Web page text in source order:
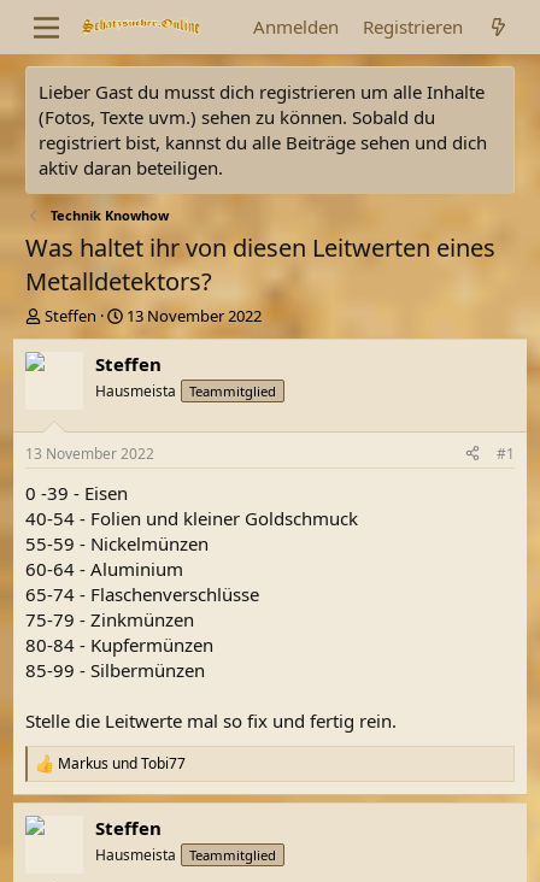
Anmelden Registrieren
Lieber Gast du musst dich registrieren um alle Inhalte
(Fotos, Texte uvm.) sehen zu können. Sobald du
registriert bist, kannst du alle Beiträge sehen und dich
aktiv daran beteiligen.
Technik Knowhow
Was haltet ihr von diesen Leitwerten eines
Metalldetektors?
E
r
s
l
e
r
Steffen
E
r
s
e
l
t
a
13 November 2022
Steffen
Hausmeista Teammitglied
13 November 2022 #1
0 -39 - Eisen
40-54 - Folien und kleiner Goldschmuck
55-59 - Nickelmünzen
60-64 - Aluminium
65-74 - Flaschenverschlüsse
75-79 - Zinkmünzen
80-84 - Kupfermünzen
85-99 - Silbermünzen
Stelle die Leitwerte mal so fix und fertig rein.
R
e
a
k
Markus undTobi77
Steffen
Hausmeista Teammitglied